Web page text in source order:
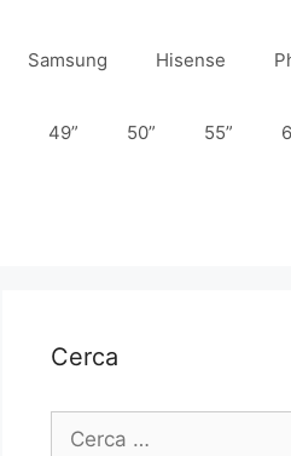
Samsung Hisense
49” 50” 55”
Cerca
Ricerca